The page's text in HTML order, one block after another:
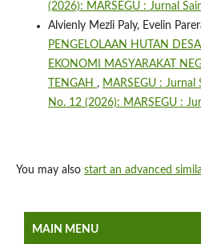
(2026): MARSEGU : Jurnal
Alvienly Mezli Paly, Evelin
PENGELOLAAN HUTAN
EKONOMI MASYARAKAT
TENGAH , MARSEGU : Jurnal
No. 12 (2026): MARSEGU :
You may also start an advanced
MAIN MENU